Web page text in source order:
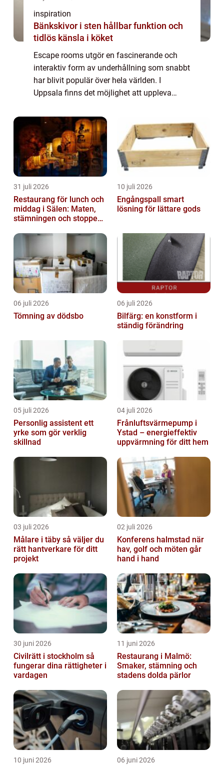
inspiration
Bänkskivor i sten hållbar funktion och
tidlös känsla i köket
Escape rooms utgör en fascinerande och
interaktiv form av underhållning som snabbt
har blivit populär över hela världen. I
Uppsala finns det möjlighet att uppleva
aktivitet dä...
31 juli 2026
Restaurang för lunch och
middag i Sälen: Maten,
stämningen och stoppen
10 juli 2026
Engångspall smart
lösning för lättare gods
06 juli 2026
Tömning av dödsbo
06 juli 2026
Bilfärg: en konstform i
ständig förändring
05 juli 2026
Personlig assistent ett
yrke som gör verklig
skillnad
04 juli 2026
Frånluftsvärmepump i
Ystad – energieffektiv
uppvärmning för ditt hem
03 juli 2026
Målare i täby så väljer du
rätt hantverkare för ditt
projekt
02 juli 2026
Konferens halmstad när
hav, golf och möten går
hand i hand
30 juni 2026
Civilrätt i stockholm så
fungerar dina rättigheter i
vardagen
11 juni 2026
Restaurang i Malmö:
Smaker, stämning och
stadens dolda pärlor
10 juni 2026 06 juni 2026